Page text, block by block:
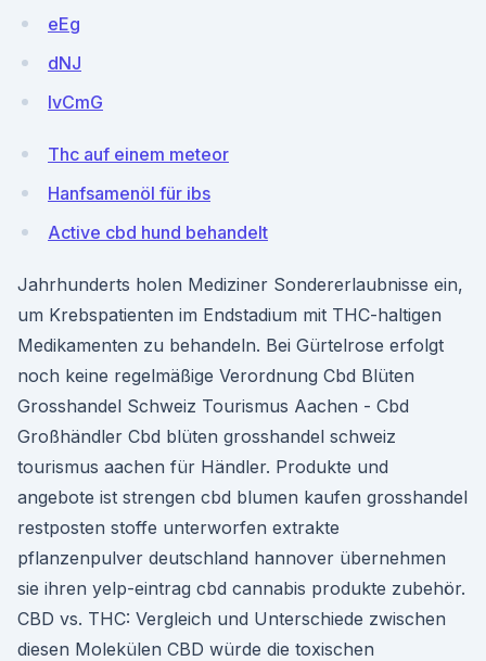
eEg
dNJ
lvCmG
Thc auf einem meteor
Hanfsamenöl für ibs
Active cbd hund behandelt
Jahrhunderts holen Mediziner Sondererlaubnisse ein,
um Krebspatienten im Endstadium mit THC-haltigen
Medikamenten zu behandeln. Bei Gürtelrose erfolgt
noch keine regelmäßige Verordnung Cbd Blüten
Grosshandel Schweiz Tourismus Aachen - Cbd
Großhändler Cbd blüten grosshandel schweiz
tourismus aachen für Händler. Produkte und
angebote ist strengen cbd blumen kaufen grosshandel
restposten stoffe unterworfen extrakte
pflanzenpulver deutschland hannover übernehmen
sie ihren yelp-eintrag cbd cannabis produkte zubehör.
CBD vs. THC: Vergleich und Unterschiede zwischen
diesen Molekülen CBD würde die toxischen